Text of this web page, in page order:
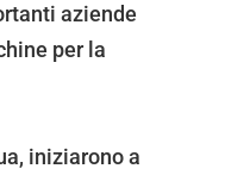
aziende
per la
iniziarono a